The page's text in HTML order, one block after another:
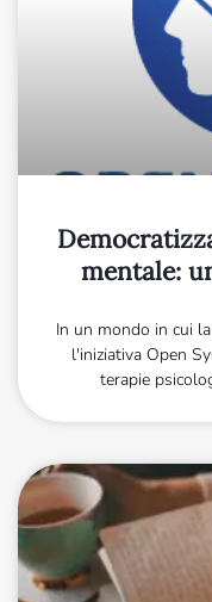
mentale:
In un mondo in cui
l'iniziativa Open
terapie